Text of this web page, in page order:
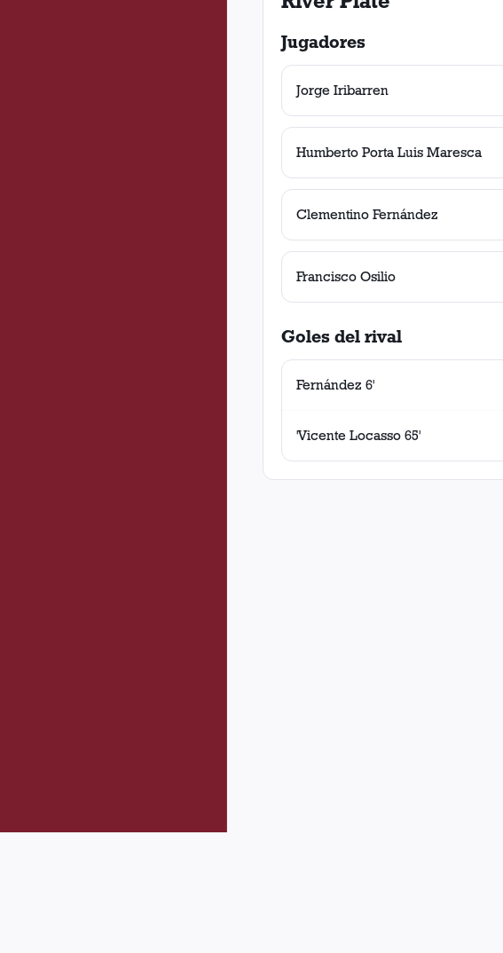
Jugadores
Jorge Iribarren
Humberto Porta Luis Maresca
Clementino Fernández
Francisco Osilio
Goles del rival
Fernández 6'
'Vicente Locasso 65'